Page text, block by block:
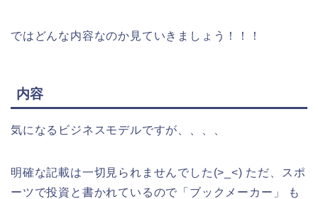
ではどんな内容なのか見ていきましょう！！！
内容
気になるビジネスモデルですが、、、、
明確な記載は一切見られませんでした(>_<) ただ、スポ
ーツで投資と書かれているので「ブックメーカー」 も